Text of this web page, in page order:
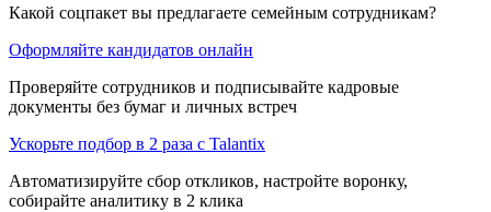
Какой соцпакет вы предлагаете семейным сотрудникам?
Оформляйте кандидатов онлайн
Проверяйте сотрудников и подписывайте кадровые
документы без бумаг и личных встреч
Ускорьте подбор в 2 раза с Talantix
Автоматизируйте сбор откликов, настройте воронку,
собирайте аналитику в 2 клика